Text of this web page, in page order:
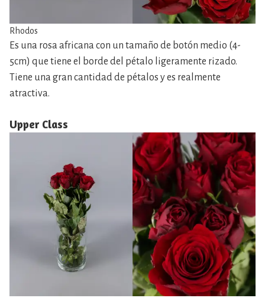
Rhodos
Es una rosa africana con un tamaño de botón medio (4-
5cm) que tiene el borde del pétalo ligeramente rizado.
Tiene una gran cantidad de pétalos y es realmente
atractiva.
Upper Class